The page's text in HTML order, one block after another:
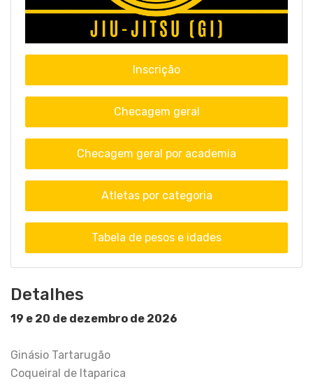
Detalhes
19 e 20 de dezembro de 2026
Ginásio Tartarugão
Coqueiral de Itaparica
Inscrição
Checagem geral
Checagem geral por academia
Atletas por categoria
Tabela de pesos e idades